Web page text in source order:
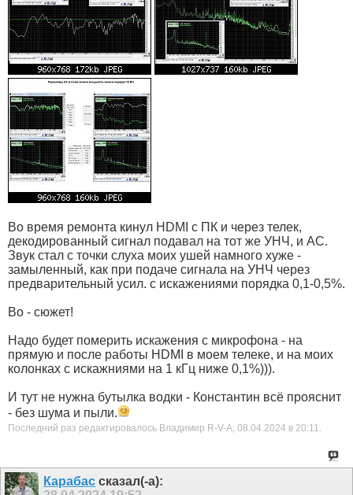
Во время ремонта кинул HDMI с ПК и через телек,
декодированный сигнал подавал на тот же УНЧ, и АС.
Звук стал с точки слуха моих ушей намного хуже -
замыленный, как при подаче сигнала на УНЧ через
предварительный усил. с искажениями порядка 0,1-0,5%.
Во - сюжет!
Надо будет померить искажения с микрофона - на
прямую и после работы HDMI в моем телеке, и на моих
колонках с искажниями на 1 кГц ниже 0,1%))).
И тут не нужна бутылка водки - Константин всё прояснит
- без шума и пыли.
Последний раз редактировалось Владимир R-V-A; 08.04.2024 в 20:11.
Карабас сказал(-а):